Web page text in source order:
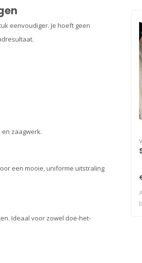
eenvoudiger. Je hoeft geen
zaagwerk.
een mooie, uniforme uitstraling
Ideaal voor zowel doe-het-